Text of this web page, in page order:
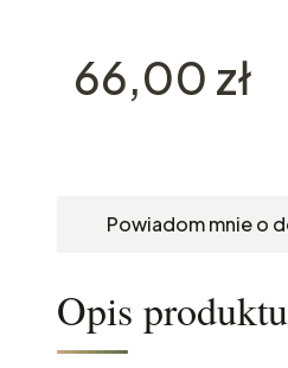
Cena
66,00 zł
Powiadom mnie o
Opis produktu